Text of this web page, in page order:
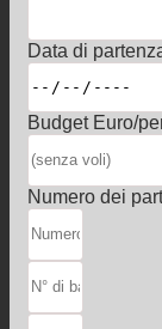
Data di
Budget Euro/
Numero dei